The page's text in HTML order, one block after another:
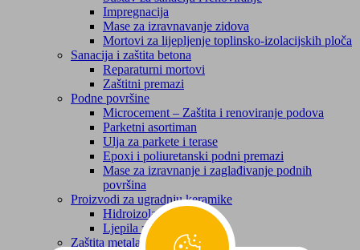
Impregnacija
Mase za izravnavanje zidova
Mortovi za lijepljenje toplinsko-izolacijskih ploča
Sanacija i zaštita betona
Reparaturni mortovi
Zaštitni premazi
Podne površine
Microcement – Zaštita i renoviranje podova
Parketni asortiman
Ulja za parkete i terase
Epoxi i poliuretanski podni premazi
Mase za izravnanje i zaglađivanje podnih
površina
Proizvodi za ugradnju keramike
Hidroizolacije
Ljepila za keramiku
Zaštita metala